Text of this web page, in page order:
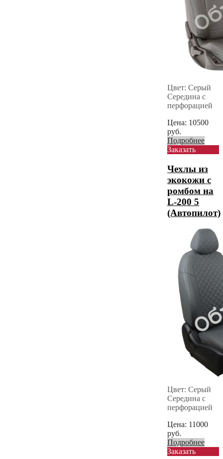
Цвет: Серый
Середина с
перфорацией
Цена: 10500
руб.
Подробнее
Заказать
Чехлы из
экокожи с
ромбом на
L-200 5
(Автопилот)
Цвет: Серый
Середина с
перфорацией
Цена: 11000
руб.
Подробнее
Заказать